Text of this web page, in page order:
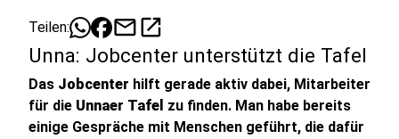
Teilen: mailopen_in_new
Unna: Jobcenter unterstützt die Tafel
Das Jobcenter hilft gerade aktiv dabei, Mitarbeiter
für die Unnaer Tafel zu finden. Man habe bereits
einige Gespräche mit Menschen geführt, die dafür